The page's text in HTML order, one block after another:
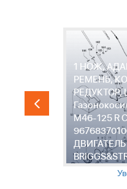
1 НОЖ,
РЕМЕНЬ,
M46-125 R
ДВИГАТЕЛЬ